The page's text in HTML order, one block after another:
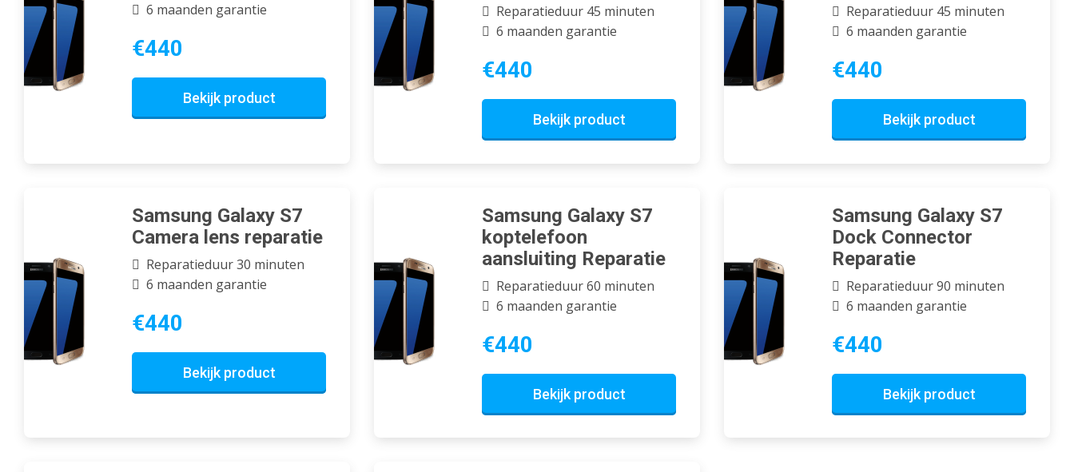
6 maanden garantie
€440
Bekijk product
Reparatieduur 45 minuten
6 maanden garantie
€440
Bekijk product
Reparatieduur 45 minuten
6 maanden garantie
€440
Bekijk product
Samsung Galaxy S7
Camera lens reparatie
Reparatieduur 30 minuten
6 maanden garantie
€440
Bekijk product
Samsung Galaxy S7
koptelefoon
aansluiting Reparatie
Reparatieduur 60 minuten
6 maanden garantie
€440
Bekijk product
Samsung Galaxy S7
Dock Connector
Reparatie
Reparatieduur 90 minuten
6 maanden garantie
€440
Bekijk product